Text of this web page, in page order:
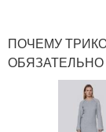
ПОЧЕМУ